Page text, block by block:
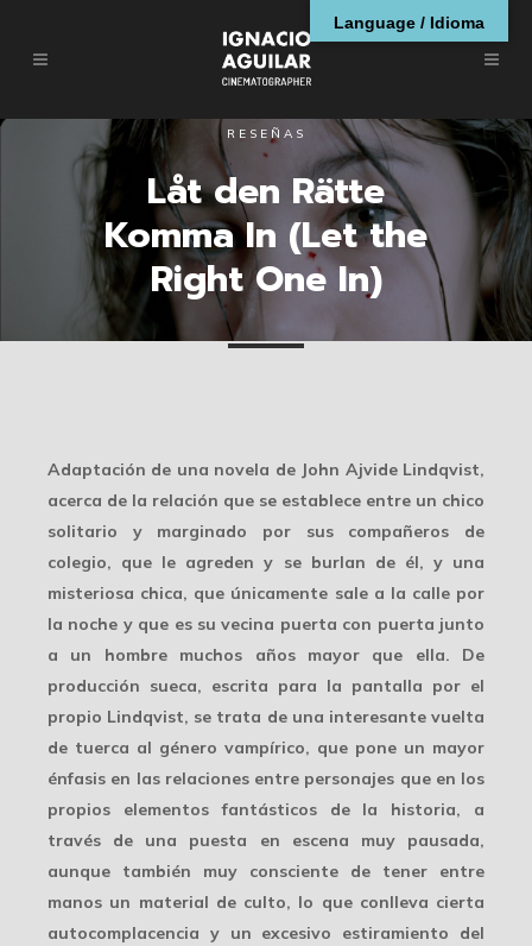
RESEÑAS
Låt den Rätte
Komma In (Let the
Right One In)
Adaptación de una novela de John Ajvide Lindqvist,
acerca de la relación que se establece entre un chico
solitario y marginado por sus compañeros de
colegio, que le agreden y se burlan de él, y una
misteriosa chica, que únicamente sale a la calle por
la noche y que es su vecina puerta con puerta junto
a un hombre muchos años mayor que ella. De
producción sueca, escrita para la pantalla por el
propio Lindqvist, se trata de una interesante vuelta
de tuerca al género vampírico, que pone un mayor
énfasis en las relaciones entre personajes que en los
propios elementos fantásticos de la historia, a
través de una puesta en escena muy pausada,
aunque también muy consciente de tener entre
manos un material de culto, lo que conlleva cierta
autocomplacencia y un excesivo estiramiento del
Language / Idioma